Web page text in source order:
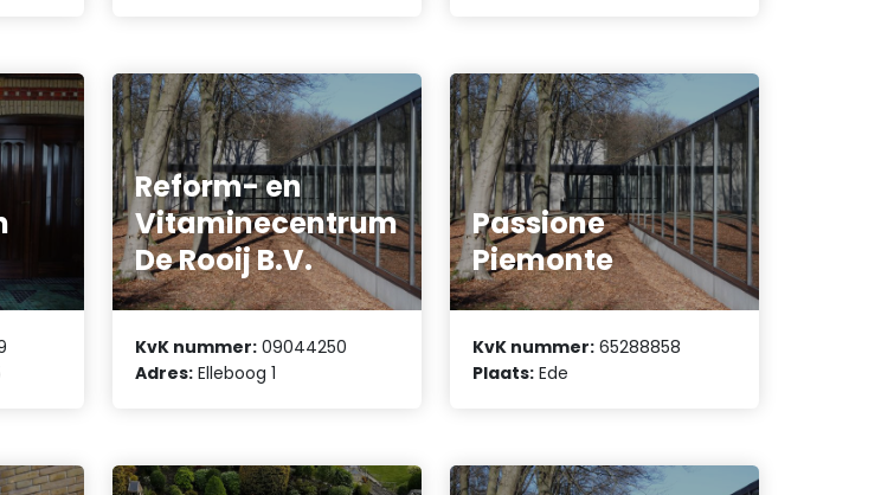
Reform- en
Vitaminecentrum
De Rooij B.V.
KvK nummer: 09044250
Adres: Elleboog 1
Passione
Piemonte
KvK nummer: 65288858
Plaats: Ede